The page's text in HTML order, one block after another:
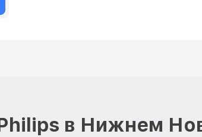
в Нижнем